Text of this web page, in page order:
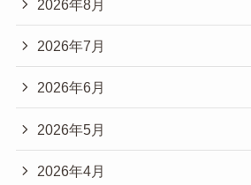
2026年8月
2026年7月
2026年6月
2026年5月
2026年4月